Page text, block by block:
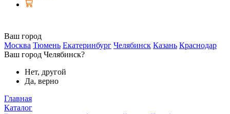
Ваш город
Москва Тюмень Екатеринбург Челябинск Казань Краснодар
Ваш город Челябинск?
Нет, другой
Да, верно
Главная
Каталог